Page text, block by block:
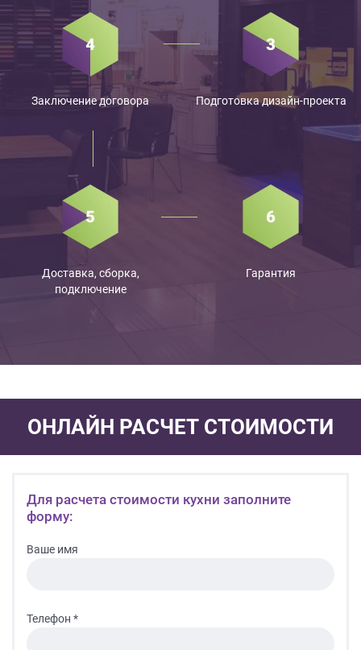
Подготовка дизайн-проекта
Заключение договора
Доставка, сборка,
подключение
Гарантия
ОНЛАЙН РАСЧЕТ СТОИМОСТИ
Для расчета стоимости кухни заполните
форму:
Ваше имя
Телефон *